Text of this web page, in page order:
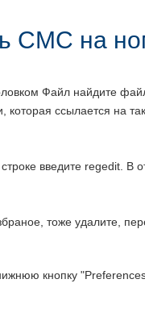
СМС на
Файл найдите
которая ссылается на
введите regedit. В
тоже удалите,
кнопку